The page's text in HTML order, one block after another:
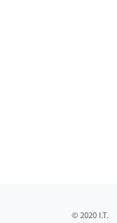
© 2020 I.T.